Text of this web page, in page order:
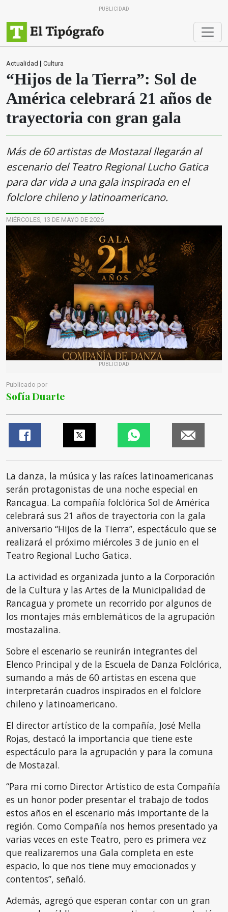
PUBLICIDAD
Actualidad | Cultura
“Hijos de la Tierra”: Sol de
América celebrará 21 años de
trayectoria con gran gala
Más de 60 artistas de Mostazal llegarán al
escenario del Teatro Regional Lucho Gatica
para dar vida a una gala inspirada en el
folclore chileno y latinoamericano.
MIÉRCOLES, 13 DE MAYO DE 2026
PUBLICIDAD
Publicado por
Sofía Duarte
La danza, la música y las raíces latinoamericanas
serán protagonistas de una noche especial en
Rancagua. La compañía folclórica Sol de América
celebrará sus 21 años de trayectoria con la gala
aniversario “Hijos de la Tierra”, espectáculo que se
realizará el próximo miércoles 3 de junio en el
Teatro Regional Lucho Gatica.
La actividad es organizada junto a la Corporación
de la Cultura y las Artes de la Municipalidad de
Rancagua y promete un recorrido por algunos de
los montajes más emblemáticos de la agrupación
mostazalina.
Sobre el escenario se reunirán integrantes del
Elenco Principal y de la Escuela de Danza Folclórica,
sumando a más de 60 artistas en escena que
interpretarán cuadros inspirados en el folclore
chileno y latinoamericano.
El director artístico de la compañía, José Mella
Rojas, destacó la importancia que tiene este
espectáculo para la agrupación y para la comuna
de Mostazal.
“Para mí como Director Artístico de esta Compañía
es un honor poder presentar el trabajo de todos
estos años en el escenario más importante de la
región. Como Compañía nos hemos presentado ya
varias veces en este Teatro, pero es primera vez
que realizaremos una Gala completa en este
espacio, lo que nos tiene muy emocionados y
contentos”, señaló.
Además, agregó que esperan contar con un gran